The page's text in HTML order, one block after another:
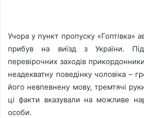
Учора у пункт пропуску «Гоптівка»
прибув на виїзд з України.
перевірочних заходів
неадекватну поведінку чоловіка –
його невпевнену мову, тремтячі
ці факти вказували на можливе
особи.